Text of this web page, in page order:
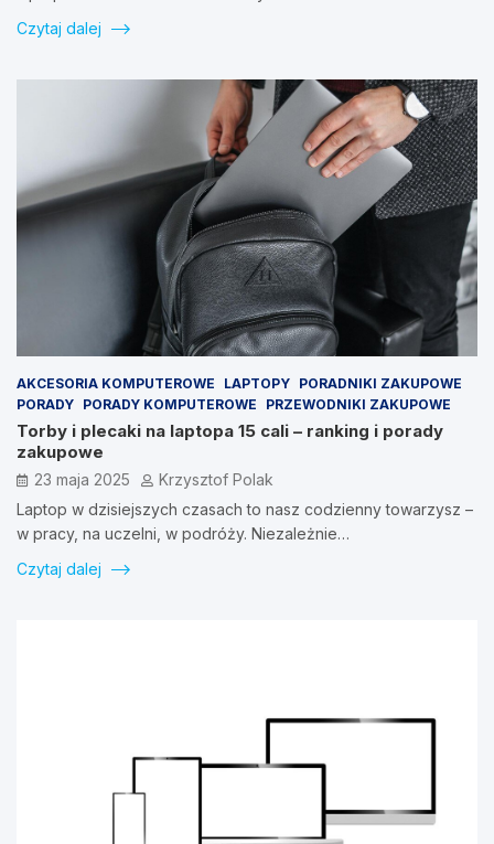
Czytaj dalej
AKCESORIA KOMPUTEROWE LAPTOPY PORADNIKI ZAKUPOWE
PORADY PORADY KOMPUTEROWE PRZEWODNIKI ZAKUPOWE
Torby i plecaki na laptopa 15 cali – ranking i porady
zakupowe
23 maja 2025
Krzysztof Polak
Laptop w dzisiejszych czasach to nasz codzienny towarzysz –
w pracy, na uczelni, w podróży. Niezależnie…
Czytaj dalej